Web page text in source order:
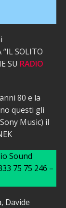
“IL SOLITO
SU RADIO
80 e la
questi gli
Music) il
Sound
75 75 246 –
Davide